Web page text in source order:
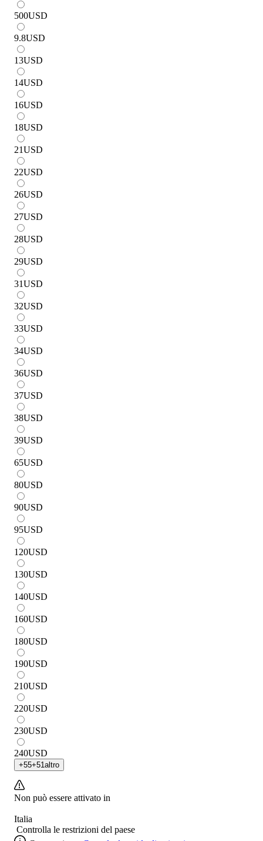
500USD
9.8USD
13USD
14USD
16USD
18USD
21USD
22USD
26USD
27USD
28USD
29USD
31USD
32USD
33USD
34USD
36USD
37USD
38USD
39USD
65USD
80USD
90USD
95USD
120USD
130USD
140USD
160USD
180USD
190USD
210USD
220USD
230USD
240USD
+55+51altro
Non può essere attivato in
Italia
Controlla le restrizioni del paese